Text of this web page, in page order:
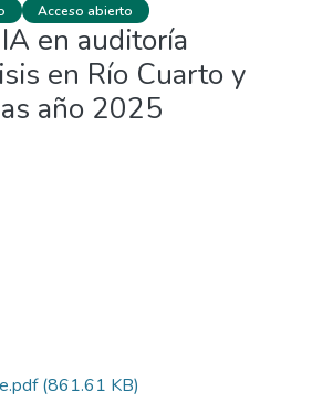
Acceso abierto
en auditoría
en Río Cuarto y
año 2025
(861.61 KB)